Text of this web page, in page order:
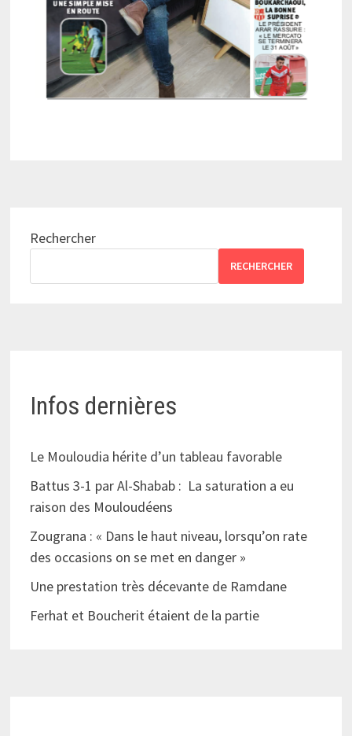
Rechercher
RECHERCHER
Infos dernières
Le Mouloudia hérite d’un tableau favorable
Battus 3-1 par Al-Shabab : La saturation a eu
raison des Mouloudéens
Zougrana : « Dans le haut niveau, lorsqu’on rate
des occasions on se met en danger »
Une prestation très décevante de Ramdane
Ferhat et Boucherit étaient de la partie